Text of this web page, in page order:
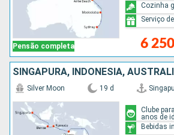
Pensão completa 6
Cozinha
Serviço
SINGAPURA, INDONÉSIA,
Silver Moon 19 d
Clube
anos de
Bebidas